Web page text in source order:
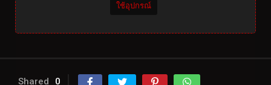
ใช้อุปกรณ์
Shared 0